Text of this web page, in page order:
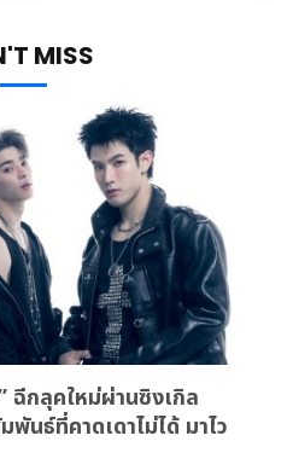
MISS
ฉีกลุคใหม่ผ่านซิงเกิล
นธ์ที่คาดเดาไม่ได้ มาไว